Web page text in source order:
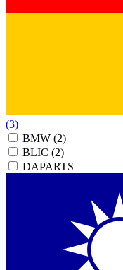
(3)
BMW (2)
BLIC (2)
DAPARTS